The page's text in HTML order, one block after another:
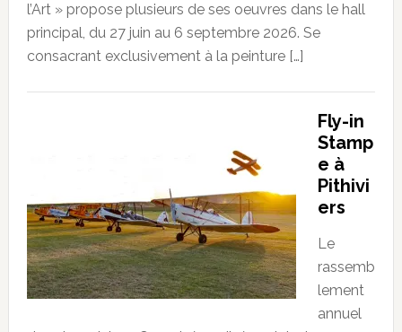
l’Art » propose plusieurs de ses oeuvres dans le hall
principal, du 27 juin au 6 septembre 2026. Se
consacrant exclusivement à la peinture […]
Fly-in
Stamp
e à
Pithivi
ers
Le
rassemb
lement
annuel